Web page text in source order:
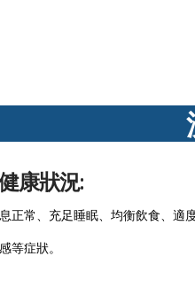
康狀況:
常、充足睡眠、均衡飲食、適度
症狀。